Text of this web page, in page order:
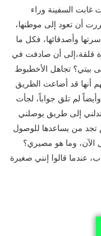
غابت السفينة وراء
أن تعود إلى موطنها،
وأصدقائها، فكل ما
قلقة،إلى أن صادفت في
بيتي؟‏ تجاهل الأخطبوط
أنها قد أضاعت الطريق
لم تلق جواباً، لجأت
إلى طريق يوصلني
تجد من يساعدها للوصول
الآن، وما هو مصيري؟
عندما قالوا إنني صغيرة